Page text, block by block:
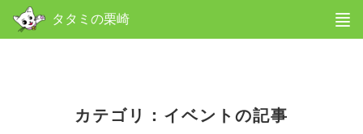
タタミの栗崎 menu
カテゴリ：イベントの記事